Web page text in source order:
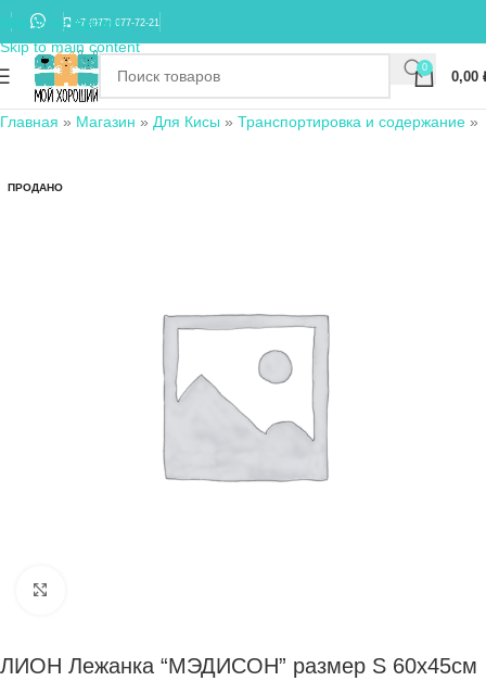
Skip to navigation
Skip to main content
+7 (977) 677-72-21
0
0,00
Главная » Магазин » Для Кисы » Транспортировка и содержание »
ПРОДАНО
ЛИОН Лежанка “МЭДИСОН” размер S 60х45см